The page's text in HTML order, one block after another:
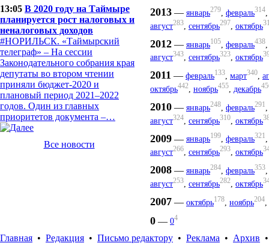
13:05 В 2020 году на Таймыре
планируется рост налоговых и
неналоговых доходов
#НОРИЛЬСК. «Таймырский
телеграф» – На сессии
Законодательного собрания края
депутаты во втором чтении
приняли бюджет-2020 и
плановый период 2021–2022
годов. Один из главных
приоритетов документа –…
Все новости
2013 — январь279 февраль314
август283 сентябрь297 октябрь
2012 — январь105 февраль438
август343, сентябрь323, октябрь
2011 — февраль133, март340,
октябрь442 ноябрь455 декабрь
2010 — январь248 февраль291
август324 сентябрь310 октябрь
2009 — январь199, февраль321
август266, сентябрь293, октябрь
2008 — январь284 февраль353
август253 сентябрь282 октябрь
2007 — октябрь178 ноябрь204
0 — 04
Главная • Редакция • Письмо редактору • Реклама • Архив